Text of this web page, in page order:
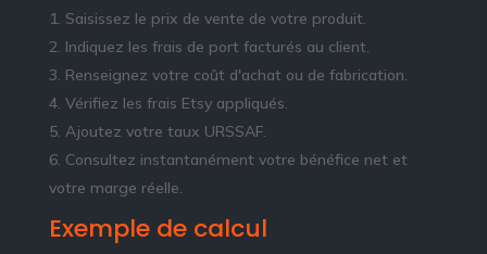
Saisissez le prix de vente de votre produit.
Indiquez les frais de port facturés au client.
Renseignez votre coût d'achat ou de fabrication.
Vérifiez les frais Etsy appliqués.
Ajoutez votre taux URSSAF.
Consultez instantanément votre bénéfice net et
votre marge réelle.
Exemple de calcul